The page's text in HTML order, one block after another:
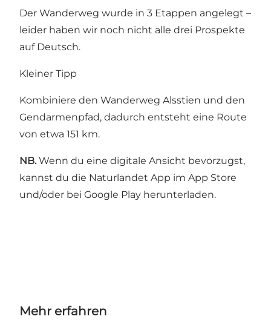
Der Wanderweg wurde in 3 Etappen angelegt –
leider haben wir noch nicht alle drei Prospekte
auf Deutsch.
Kleiner Tipp
Kombiniere den Wanderweg Alsstien und den
Gendarmenpfad, dadurch entsteht eine Route
von etwa 151 km.
NB. Wenn du eine digitale Ansicht bevorzugst,
kannst du die Naturlandet App im App Store
und/oder bei Google Play herunterladen.
Mehr erfahren